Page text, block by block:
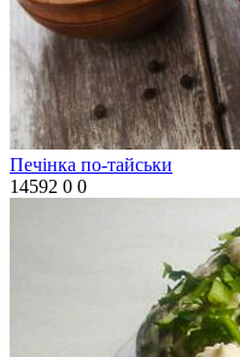
Печінка по-тайськи
14592 0 0